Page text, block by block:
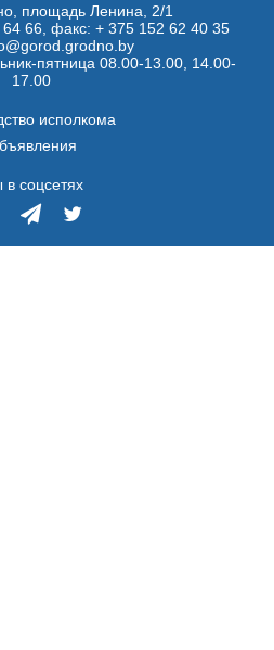
площадь Ленина, 2/1
66 , факс: + 375 152 62 40 35
пятница 08.00-13.00, 14.00-
17.00
исполкома
соцсетях